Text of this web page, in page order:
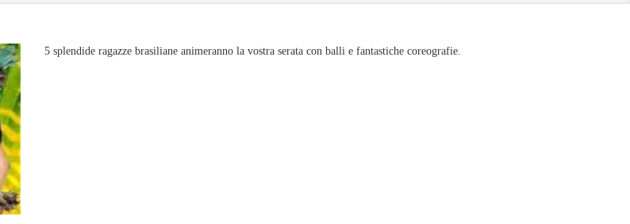
5 splendide ragazze brasiliane animeranno la vostra serata con balli e fantastiche coreografie.